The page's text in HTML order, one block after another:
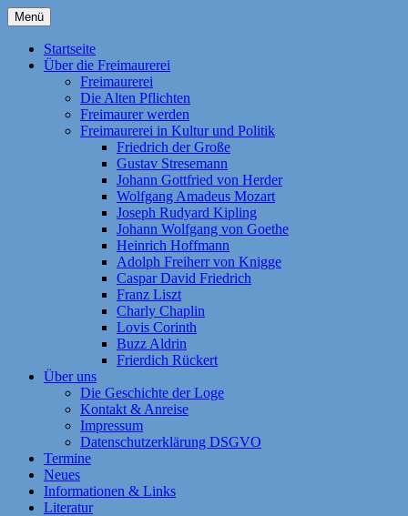
Zum
Inhalt
springen
Freimaurerloge Aufwärts zum
Licht i.O. Frankfurt am Main
zum Licht" e. V. Nr. 741 im Orient
Frankfurt am Main. Eine Tochterloge der
Großen National-Mutterloge "Zu den drei
Weltkugeln". Themen: Freimaurerei | Die
Geschichte der Loge | Freimaurer werden
| Fragen und Antworten | Die Alten
Pflichten | Kontakt | Anreise | Als Kind der
Aufklärung strebt die Freimaurerei noch
heute nach den Idealen „Freiheit,
Gleichheit, Brüderlichkeit, Toleranz und
Humanität“!
Menü
Startseite
Über die Freimaurerei
Freimaurerei
Die Alten Pflichten
Freimaurer werden
Freimaurerei in Kultur und Politik
Friedrich der Große
Gustav Stresemann
Johann Gottfried von Herder
Wolfgang Amadeus Mozart
Joseph Rudyard Kipling
Johann Wolfgang von Goethe
Heinrich Hoffmann
Adolph Freiherr von Knigge
Caspar David Friedrich
Franz Liszt
Charly Chaplin
Lovis Corinth
Buzz Aldrin
Frierdich Rückert
Über uns
Die Geschichte der Loge
Kontakt & Anreise
Impressum
Datenschutzerklärung DSGVO
Termine
Neues
Informationen & Links
Literatur